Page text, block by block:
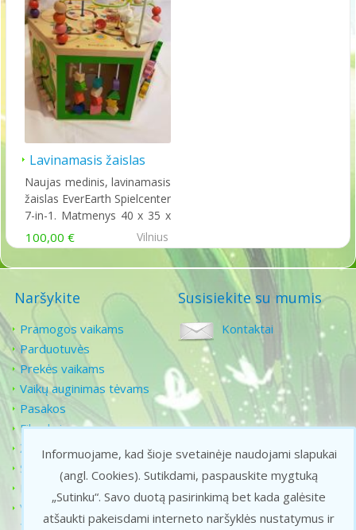
Lavinamasis žaislas
everearth
Naujas medinis, lavinamasis
žaislas EverEarth Spielcenter
7-in-1. Matmenys 40 x 35 x
40,5 cm....
100,00 € Vilnius
Naršykite
Pramogos vaikams
Parduotuvės
Prekės vaikams
Vaikų auginimas tėvams
Pasakos
Filmukai
Žaidimai vaikams
Senoji animacija
Karaoke vaikams
Vaikiškos dainelės
Susisiekite su mumis
Kontaktai
Informuojame, kad šioje svetainėje naudojami slapukai
(angl. Cookies). Sutikdami, paspauskite mygtuką
„Sutinku“. Savo duotą pasirinkimą bet kada galėsite
atšaukti pakeisdami interneto naršyklės nustatymus ir